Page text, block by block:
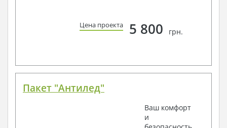
Цена проекта 5 800 грн.
Пакет "Антилед"
Ваш комфорт
и